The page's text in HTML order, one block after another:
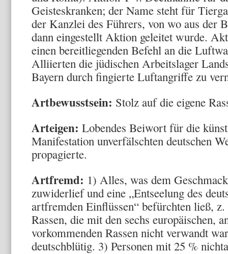
Geisteskranken; der Name steht für
der Kanzlei des Führers, von wo aus der
dann eingestellt Aktion geleitet wurde.
einen bereitliegenden Befehl an die
Alliierten die jüdischen Arbeitslager
Bayern durch fingierte Luftangriffe zu
Artbewusstsein: Stolz auf die eigene
Arteigen: Lobendes Beiwort für die
Manifestation unverfälschten deutschen
propagierte.
Artfremd: 1) Alles, was dem
zuwiderlief und eine „Entseelung des
artfremden Einflüssen“ befürchten ließ,
Rassen, die mit den sechs europäischen,
vorkommenden Rassen nicht verwandt
deutschblütig. 3) Personen mit 25 %